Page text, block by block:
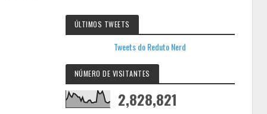
ÚLTIMOS TWEETS
Tweets do Reduto Nerd
NÚMERO DE VISITANTES
2,828,821